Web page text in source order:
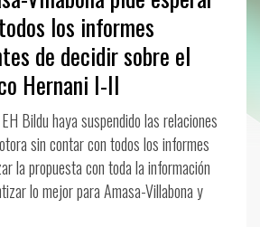
los informes
de decidir sobre el
Hernani I-II
Bildu haya suspendido las relaciones
sin contar con todos los informes
la propuesta con toda la información
lo mejor para Amasa-Villabona y